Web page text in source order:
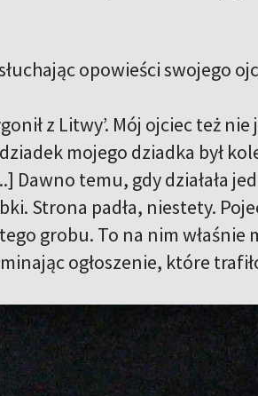
opowieści swojego
z Litwy’. Mój ojciec też nie
mojego dziadka był
Dawno temu, gdy działała
Strona padła, niestety.
grobu. To na nim właśnie
ogłoszenie, które